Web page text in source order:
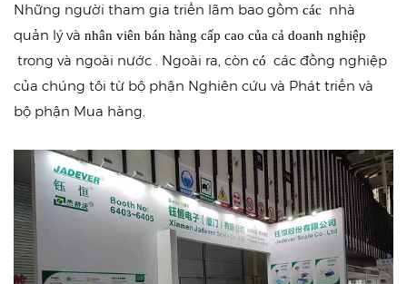
Những người tham gia triển lãm bao gồm các nhà
quản lý và nhân viên bán hàng cấp cao của cả doanh nghiệp
trong và ngoài nước . Ngoài ra, còn có các đồng nghiệp
của chúng tôi từ bộ phận Nghiên cứu và Phát triển và
bộ phận Mua hàng.